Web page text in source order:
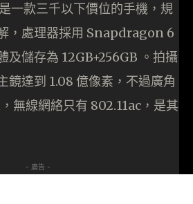
一款三千以下價位的手機，規
，處理器採用 Snapdragon 6
及儲存為 12GB+256GB 。拍攝
鏡達到 1.08 億像素，不過廣角
無線網絡只有 802.11ac，是其
- 廣告 -